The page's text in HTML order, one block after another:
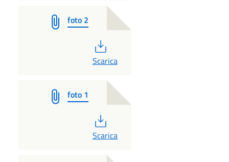
foto 2
PDF
Scarica
foto 1
PDF
Scarica